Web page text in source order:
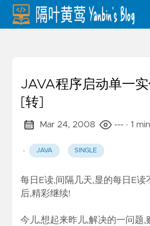
JAVA程序启动单一
[转]
Mar 24, 2008 --- · 1
· JAVA SINGLE
每日E读,间隔几天,显的每日E读
后,精彩继续!
今儿,想起来昨儿,解决的一问题,